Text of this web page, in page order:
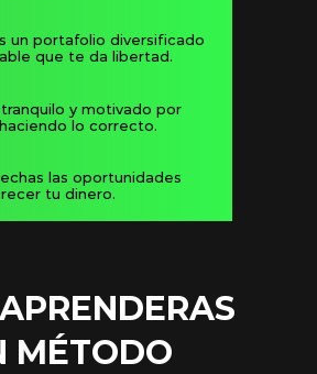
un portafolio diversificado
que te da libertad.
y motivado por
lo correcto.
las oportunidades
tu dinero.
MÉTODO